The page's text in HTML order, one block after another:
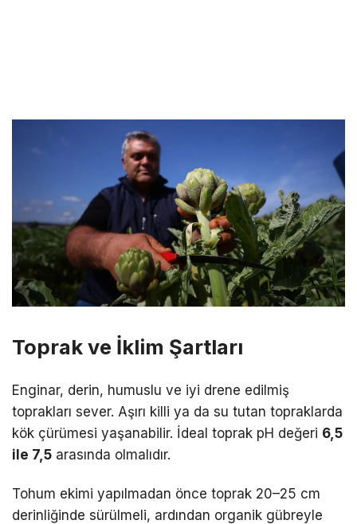
Toprak ve İklim Şartları
Enginar, derin, humuslu ve iyi drene edilmiş
toprakları sever. Aşırı killi ya da su tutan topraklarda
kök çürümesi yaşanabilir. İdeal toprak pH değeri 6,5
ile 7,5 arasında olmalıdır.
Tohum ekimi yapılmadan önce toprak 20–25 cm
derinliğinde sürülmeli, ardından organik gübreyle